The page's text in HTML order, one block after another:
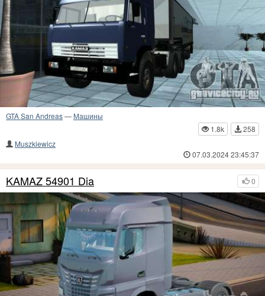
GTA San Andreas— Машины
1.8k
258
Muszkiewicz
07.03.2024 23:45:37
0
KAMAZ 54901 Dia